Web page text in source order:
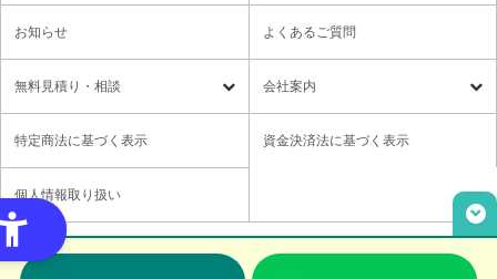
特殊清掃・孤独死 ゴミ屋敷・モノ屋敷
各種セミナーのご案内 領収書の発行方法
お知らせ よくあるご質問
無料⾒積り・相談
無料⾒積り・相談 LINE無料相談
ご意見箱
取材・講演依頼
会社案内
社長メッセージ
特定商法に基づく表示 資金決済法に基づく表示
個人情報取り扱い
Copyright© Relief,Inc All rights reserved.